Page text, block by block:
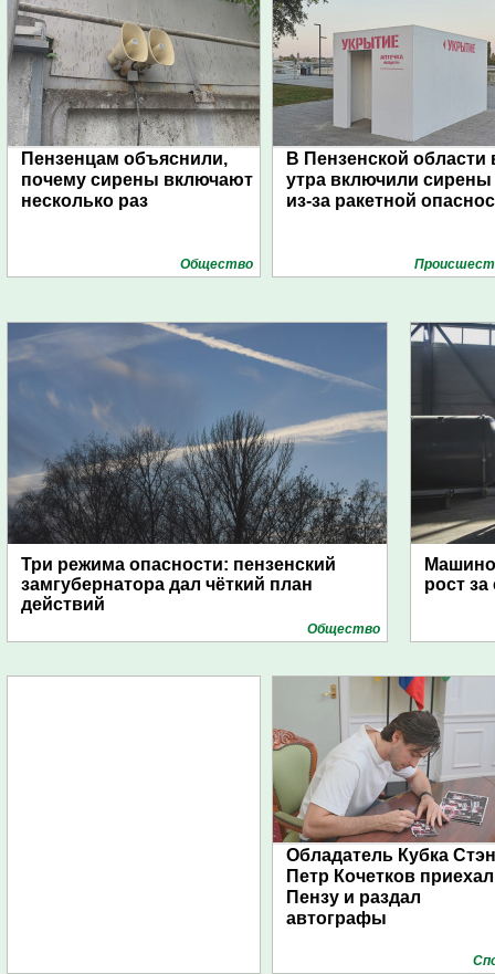
Пензенцам объяснили,
почему сирены включают
несколько раз
Общество
В Пензенской области
утра включили сирены
из-за ракетной
Три режима опасности: пензенский
замгубернатора дал чёткий план
действий
Общество
рост за
Обладатель Кубка
Петр Кочетков
Пензу и раздал
автографы